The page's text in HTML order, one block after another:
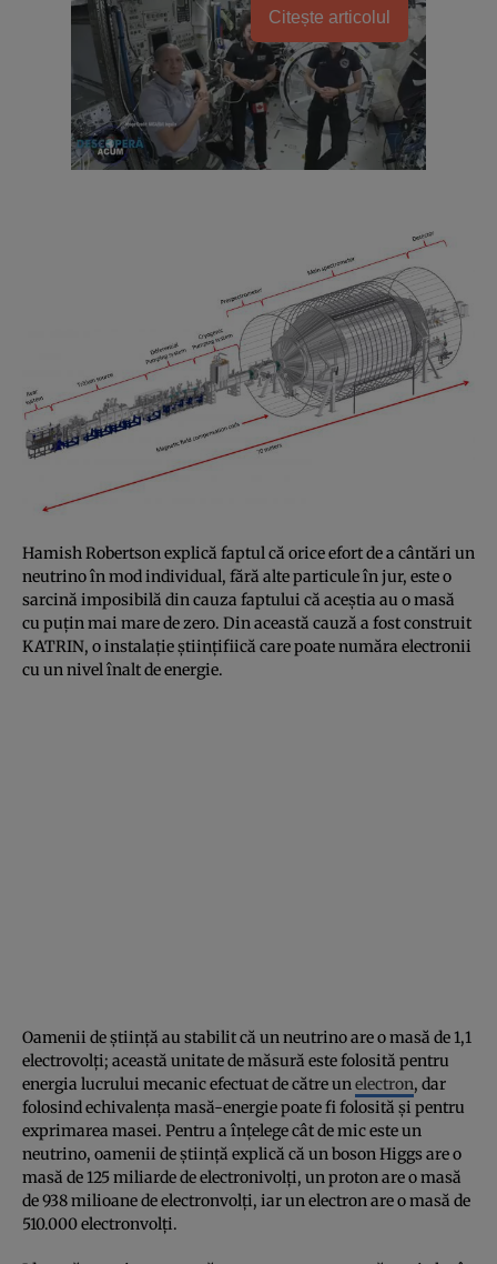
Citește articolul
Hamish Robertson explică faptul că orice efort de a cântări un
neutrino în mod individual, fără alte particule în jur, este o
sarcină imposibilă din cauza faptului că aceştia au o masă
cu puţin mai mare de zero. Din această cauză a fost construit
KATRIN, o instalaţie ştiinţifiică care poate număra electronii
cu un nivel înalt de energie.
Oamenii de ştiinţă au stabilit că un neutrino are o masă de 1,1
electrovolţi; această unitate de măsură este folosită pentru
energia lucrului mecanic efectuat de către unelectron, dar
folosind echivalenţa masă-energie poate fi folosită şi pentru
exprimarea masei. Pentru a înţelege cât de mic este un
neutrino, oamenii de ştiinţă explică că un boson Higgs are o
masă de 125 miliarde de electronivolţi, un proton are o masă
de 938 milioane de electronvolţi, iar un electron are o masă de
510.000 electronvolţi.